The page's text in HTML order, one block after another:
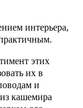
интерьера,
этих
их в
и
кашемира